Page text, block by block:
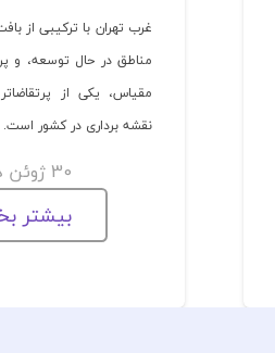
غرب تهران با ترکیبی از
مناطق در حال توسعه، و
مقیاس، یکی از
نقشه برداری در کشور
30 ژوئن در 01:48
بیشتر